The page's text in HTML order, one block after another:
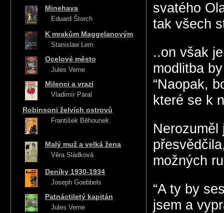
Minehava
Eduard Štorch
K mrakům Maggelanovým
Stanislaw Lem
Ocelové město
Jules Verne
Milenci a vrazi
Vladimír Páral
Robinsoni želvích ostrovů
František Běhounek
Malý muž a velká žena
Věra Sládková
Deníky 1930-1934
Joseph Goebbels
Patnáctiletý kapitán
Jules Verne
svatého
tak všech
..on však
modlitba
“Naopak,
které se k
možných
“A ty by
jsem a